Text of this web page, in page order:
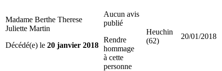
Madame Berthe Therese
Juliette Martin
Décédé(e) le 20 janvier 2018
Aucun avis
publié
Rendre
hommage
à cette
personne
Heuchin
(62)
20/01/2018